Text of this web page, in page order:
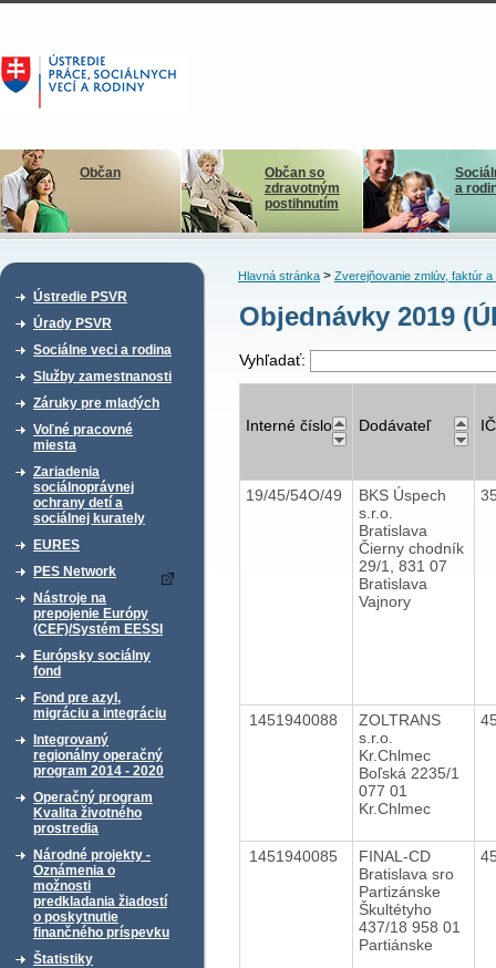
Občan
Občan so
zdravotným
postihnutím
a
Ústredie PSVR
Úrady PSVR
Sociálne veci a rodina
Služby zamestnanosti
Záruky pre mladých
Voľné pracovné
miesta
Zariadenia
sociálnoprávnej
ochrany detí a
sociálnej kurately
EURES
PES Network
Nástroje na
prepojenie Európy
(CEF)/Systém EESSI
Európsky sociálny
fond
Fond pre azyl,
migráciu a integráciu
Integrovaný
regionálny operačný
program 2014 - 2020
Operačný program
Kvalita životného
prostredia
Národné projekty -
Oznámenia o
možnosti
predkladania žiadostí
o poskytnutie
finančného príspevku
Štatistiky
Hlavná stránka> Zverejňovanie zmlúv, faktúr a
Objednávky 2019
Vyhľadať:
Interné číslo Dodávateľ
19/45/54O/49
BKS Úspech
s.r.o.
Bratislava
Čierny chodník
29/1, 831 07
Bratislava
Vajnory
1451940088
ZOLTRANS
s.r.o.
Kr.Chlmec
Boľská 2235/1
077 01
Kr.Chlmec
1451940085
FINAL-CD
Bratislava sro
Partizánske
Škultétyho
437/18 958 01
Partiánske